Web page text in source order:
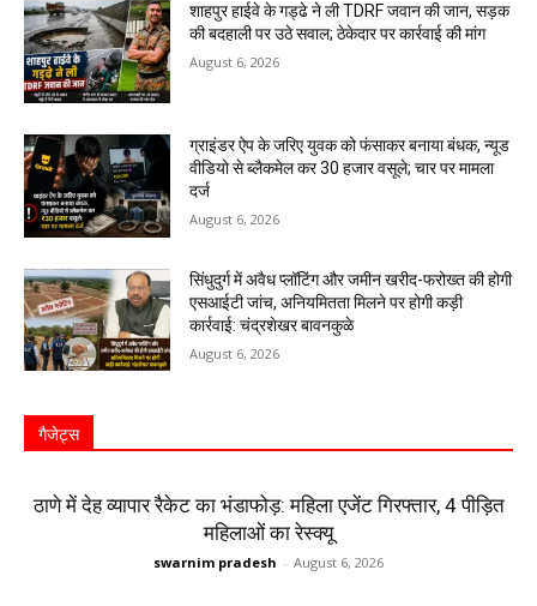
शाहपुर हाईवे के गड्ढे ने ली TDRF जवान की जान, सड़क
की बदहाली पर उठे सवाल; ठेकेदार पर कार्रवाई की मांग
August 6, 2026
ग्राइंडर ऐप के जरिए युवक को फंसाकर बनाया बंधक, न्यूड
वीडियो से ब्लैकमेल कर ₹30 हजार वसूले; चार पर मामला
दर्ज
August 6, 2026
सिंधुदुर्ग में अवैध प्लॉटिंग और जमीन खरीद-फरोख्त की होगी
एसआईटी जांच, अनियमितता मिलने पर होगी कड़ी
कार्रवाई: चंद्रशेखर बावनकुळे
August 6, 2026
गैजेट्स
ठाणे में देह व्यापार रैकेट का भंडाफोड़: महिला एजेंट गिरफ्तार, 4 पीड़ित
महिलाओं का रेस्क्यू
swarnim pradesh - August 6, 2026